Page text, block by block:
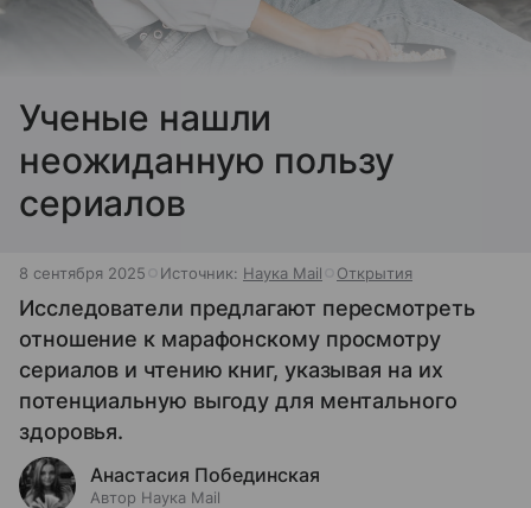
Ученые нашли
неожиданную пользу
сериалов
8 сентября 2025 Источник: Наука Mail Открытия
Исследователи предлагают пересмотреть
отношение к марафонскому просмотру
сериалов и чтению книг, указывая на их
потенциальную выгоду для ментального
здоровья.
Анастасия Побединская
Автор Наука Mail